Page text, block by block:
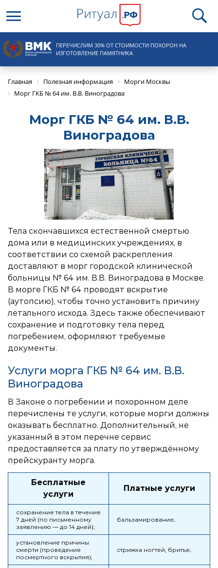
Круглосуточная справочная
8 (495) 100-31-15
ПЕРЕЧИСЛИМ 30% ОТ СТОИМОСТИ ПОХОРОН НА
ИЗГОТОВЛЕНИЕ ПАМЯТНИКА
Главная Полезная информация
Морги Москвы
Морг ГКБ № 64 им. В.В. Виноградова
Морг ГКБ № 64 им. В.В.
Виноградова
Тела скончавшихся естественной смертью
дома или в медицинских учреждениях, в
соответствии со схемой раскрепления
доставляют в морг городской клинической
больницы № 64 им. В.В. Виноградова в Москве.
В морге ГКБ № 64 проводят вскрытие
(аутопсию), чтобы точно установить причину
летального исхода. Здесь также обеспечивают
сохранение и подготовку тела перед
погребением, оформляют требуемые
документы.
Услуги морга ГКБ № 64 им. В.В.
Виноградова
В Законе о погребении и похоронном деле
перечислены те услуги, которые морги должны
оказывать бесплатно. Дополнительный, не
указанный в этом перечне сервис
предоставляется за плату по утверждённому
прейскуранту морга.
Бесплатные
услуги
Платные услуги
сохранение тела в течение
7 дней (по письменному
заявлению — до 14 дней);
бальзамирование;
установление причины
смерти (проведение
посмертного вскрытия);
стрижка ногтей, бритье;